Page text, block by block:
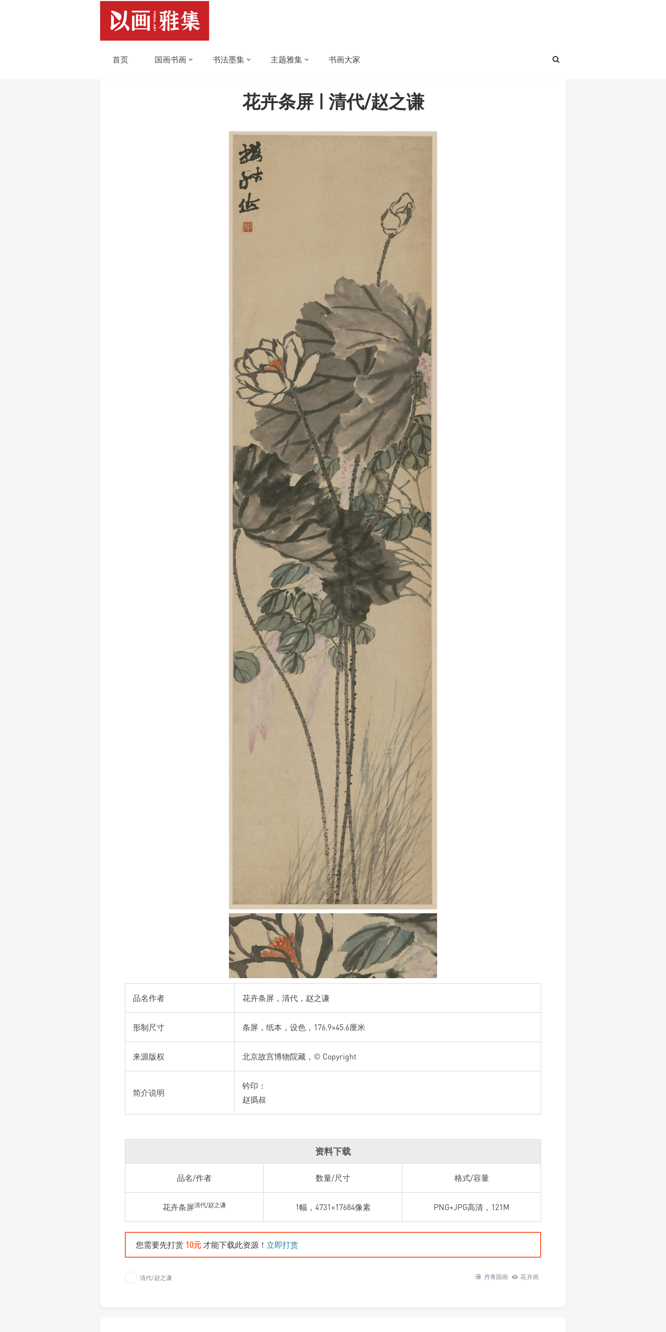
首页 国画书画 书法墨集 主题雅集 书画大家
花卉条屏 | 清代/赵之谦
品名作者 花卉条屏，清代，赵之谦
形制尺寸 条屏，纸本，设色，176.9×45.6厘米
来源版权 北京故宫博物院藏，© Copyright
简介说明
钤印：
赵撝叔
资料下载
品名/作者 数量/尺寸 格式/容量
花卉条屏清代/赵之谦 1幅，4731×17684像素 PNG+JPG高清，121M
您需要先打赏 10元 才能下载此资源！ 立即打赏
清代/赵之谦 花卉画
丹青国画